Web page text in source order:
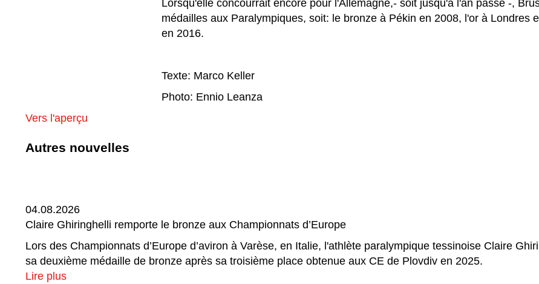
Lorsqu'elle concourrait encore pour l'Allemagne,- soit jusqu'à l'an passé -,
médailles aux Paralympiques, soit: le bronze à Pékin en 2008, l'or à Londres
en 2016.
Texte: Marco Keller
Photo: Ennio Leanza
Vers l'aperçu
Autres nouvelles
04.08.2026
Claire Ghiringhelli remporte le bronze aux Championnats d’Europe
Lors des Championnats d’Europe d’aviron à Varèse, en Italie, l'athlète paralympique tessinoise Claire
sa deuxième médaille de bronze après sa troisième place obtenue aux CE de Plovdiv en 2025.
Lire plus